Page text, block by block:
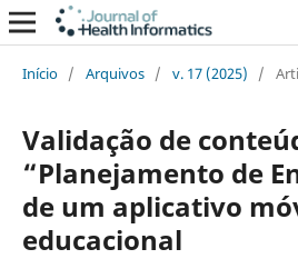
Início / Arquivos / v. 17 (2025) /
Validação de
“Planejamento de
de um aplicativo
educacional